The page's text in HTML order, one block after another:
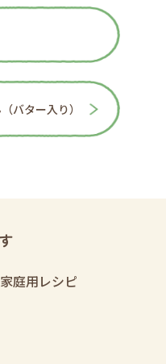
バター入り）
家庭用レシピ